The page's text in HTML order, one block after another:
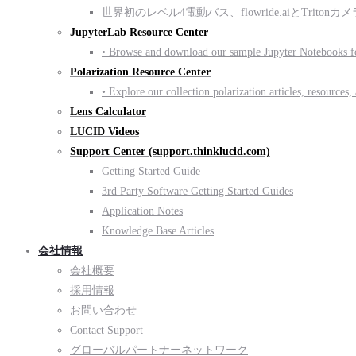
世界初のレベル4電動バス、flowride.aiとTritonカメ
JupyterLab Resource Center
• Browse and download our sample Jupyter Notebooks
Polarization Resource Center
• Explore our collection polarization articles, resources,
Lens Calculator
LUCID Videos
Support Center (support.thinklucid.com)
Getting Started Guide
3rd Party Software Getting Started Guides
Application Notes
Knowledge Base Articles
会社情報
会社概要
採用情報
お問い合わせ
Contact Support
グローバルパートナーネットワーク